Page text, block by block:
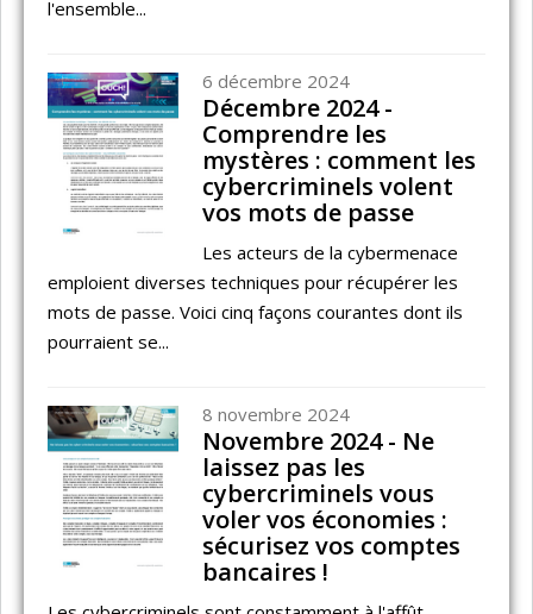
l'ensemble...
6 décembre 2024
Décembre 2024 -
Comprendre les
mystères : comment les
cybercriminels volent
vos mots de passe
Les acteurs de la cybermenace
emploient diverses techniques pour récupérer les
mots de passe. Voici cinq façons courantes dont ils
pourraient se...
8 novembre 2024
Novembre 2024 - Ne
laissez pas les
cybercriminels vous
voler vos économies :
sécurisez vos comptes
bancaires !